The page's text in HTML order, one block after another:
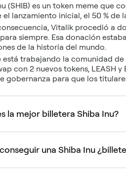
(SHIB) es un token meme que
el lanzamiento inicial, el 50 %
Vitalik procedió a
siempre. Esa donación
de la historia del mundo.
está trabajando la comunidad
con 2 nuevos tokens, LEASH
gobernanza para que los
la mejor billetera Shiba Inu?
una Shiba Inu